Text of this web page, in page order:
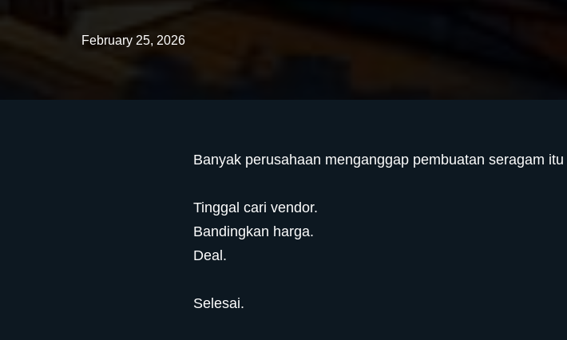
February 25, 2026
Banyak perusahaan menganggap pembuatan seragam
Tinggal cari vendor.
Bandingkan harga.
Deal.
Selesai.